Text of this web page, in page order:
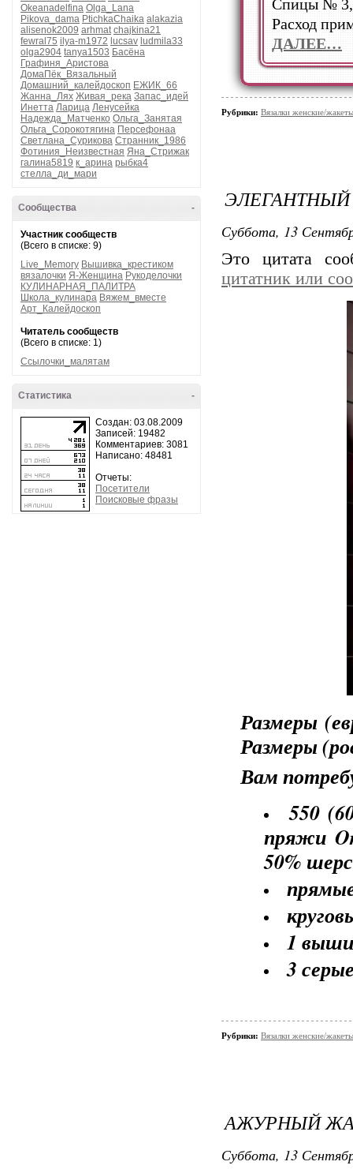
Okeanadelfina Olga_Lana
Pikova_dama PtichkaChaika alakazia
alisenok2009 arhmat chajkina21
fewral75 ilya-m1972 lucsav ludmila33
olga2904 tanya1503 Басёна
Графиня_Аристова
ДомаПёк_Вязальный
Домашний_калейдоскоп ЕЖИК_66
Жанна_Лях Живая_река Запас_идей
Инетта Ларица Ленусейка
Надежда_Матченко Ольга_Занятая
Ольга_Сорокотягина Персефонаа
Светлана_Сурикова Странник_1986
Фотиния_Неизвестная Яна_Стрижак
галина5819 к_арина рыбка4
стелла_ди_мари
-
Сообщества
Участник сообществ
(Всего в списке: 9)
Live_Memory Вышивка_крестиком
вязалочки Я-Женщина Рукоделочки
КУЛИНАРНАЯ_ПАЛИТРА
Школа_кулинара Вяжем_вместе
Арт_Калейдоскоп
Читатель сообществ
(Всего в списке: 1)
Ссылочки_малятам
-
Статистика
Создан: 03.08.2009
Записей: 19482
Комментариев: 3081
Написано: 48481
Отчеты:
Посетители
Поисковые фразы
Спицы №
Расход
ДАЛЕЕ…
Рубрики: Вязалки женские/жакеты
Суббота, 13
Это цитата
цитатник или
Размеры
Размеры
Вам
550
пряжи
50%
1
3
Рубрики: Вязалки женские/жакеты
АЖУРНЫЙ
Суббота, 13